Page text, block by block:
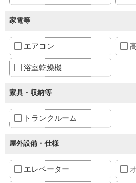
家電等
エアコン
浴室乾燥機
家具・収納等
トランクルーム
屋外設備・仕様
エレベーター